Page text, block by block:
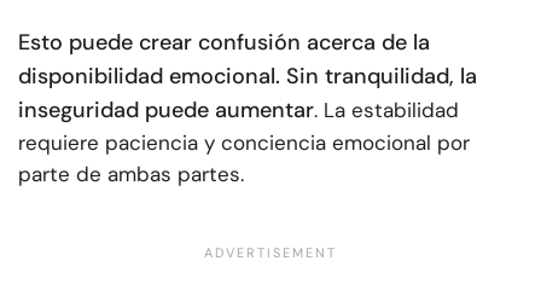
Esto puede crear confusión acerca de la
disponibilidad emocional. Sin tranquilidad, la
inseguridad puede aumentar. La estabilidad
requiere paciencia y conciencia emocional por
parte de ambas partes.